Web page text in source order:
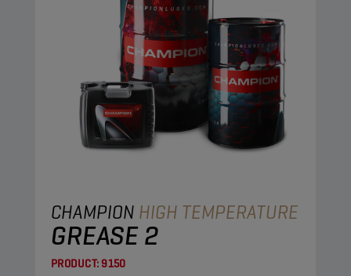
CHAMPION HIGH TEMPERATURE
GREASE 2
PRODUCT:9150